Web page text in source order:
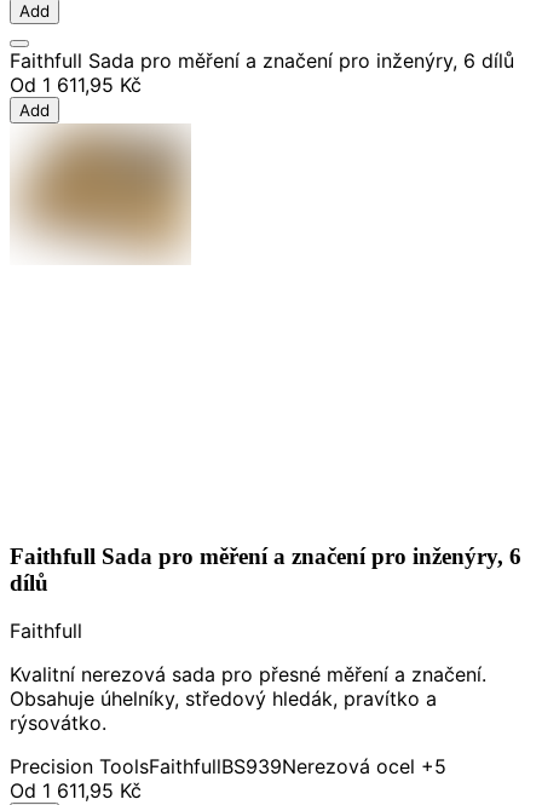
Add
Faithfull Sada pro měření a značení pro inženýry, 6 dílů
Od 1 611,95 Kč
Add
Faithfull Sada pro měření a značení pro inženýry, 6
dílů
Faithfull
Kvalitní nerezová sada pro přesné měření a značení.
Obsahuje úhelníky, středový hledák, pravítko a
rýsovátko.
Precision ToolsFaithfullBS939Nerezová ocel +5
Od 1 611,95 Kč